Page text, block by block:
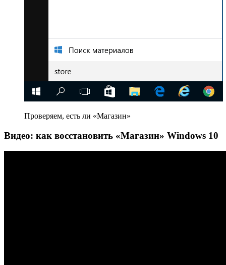
Проверяем, есть ли «Магазин»
Видео: как восстановить «Магазин» Windows 10